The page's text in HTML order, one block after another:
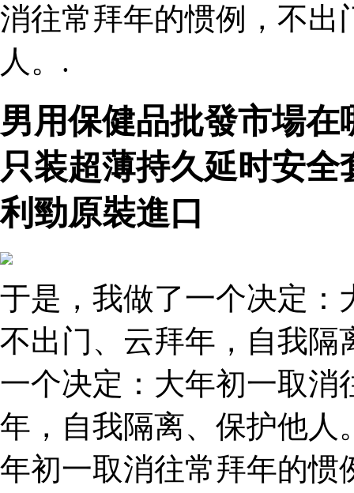
消往常拜年的惯例，不出
人。.
男用保健品批發市場
只装超薄持久延时安
利勁原裝進口
于是，我做了一个决定：
不出门、云拜年，自我隔
一个决定：大年初一取消
年，自我隔离、保护他人
年初一取消往常拜年的惯